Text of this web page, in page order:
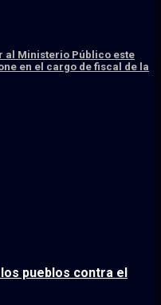
al Ministerio Público este
en el cargo de fiscal de la
pueblos contra el